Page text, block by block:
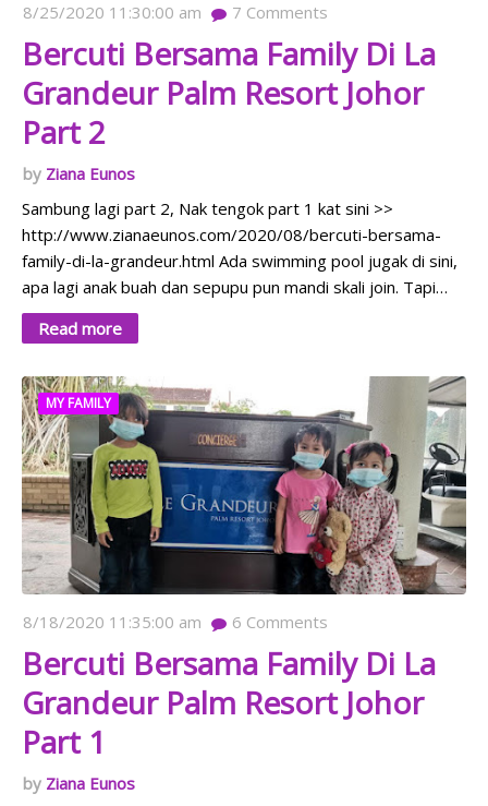
8/25/2020 11:30:00 am 7 Comments
Bercuti Bersama Family Di La
Grandeur Palm Resort Johor
Part 2
Ziana Eunos
Sambung lagi part 2, Nak tengok part 1 kat sini >>
http://www.zianaeunos.com/2020/08/bercuti-bersama-
family-di-la-grandeur.html Ada swimming pool jugak di sini,
apa lagi anak buah dan sepupu pun mandi skali join. Tapi…
Read more
MY FAMILY
8/18/2020 11:35:00 am 6 Comments
Bercuti Bersama Family Di La
Grandeur Palm Resort Johor
Part 1
Ziana Eunos